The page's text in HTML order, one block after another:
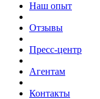
Наш опыт
Отзывы
Пресс-центр
Агентам
Контакты